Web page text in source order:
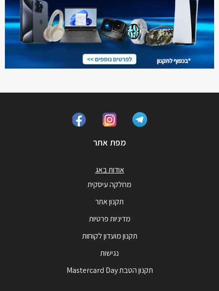
מפת אתר
אודות באג
מחלקה עיסקית
תקנון אתר
מדיניות פרטיות
תקנון מועדון לקוחות
נגישות
תקנון הטבת Mastercard Day